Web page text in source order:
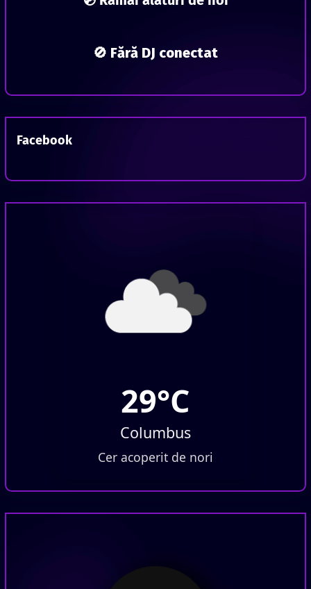
🚫 Fără DJ conectat
Facebook
29°C
Columbus
Cer acoperit de nori